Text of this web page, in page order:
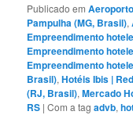
Publicado em
Pampulha (MG, Brasil),
Empreendimento
Empreendimento
Empreendimento
Brasil),Hotéis Ibis |
(RJ, Brasil),Mercado
RS |Com a tagadvb,